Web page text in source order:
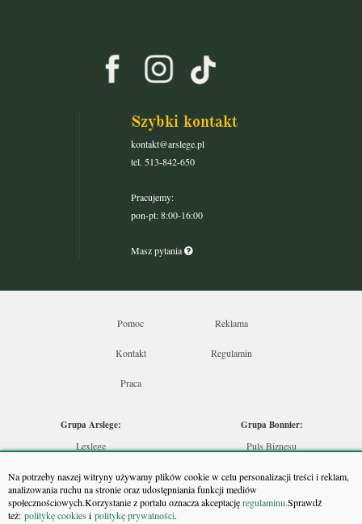
Na potrzeby naszej witryny używamy plików cookie w celu personalizacji treści i reklam,
analizowania ruchu na stronie oraz udostępniania funkcji mediów
społecznościowych.Korzystanie z portalu oznacza akceptacjęregulaminu.Sprawdź
też: politykę cookiesi politykę prywatności.
Szybki kontakt
kontakt@arslege.pl
tel. 513-842-650
Pracujemy:
pon-pt: 8:00-16:00
Masz pytania
Pomoc Reklama
Kontakt Regulamin
Praca
Grupa Arslege:
Lexlege
Skarbowcy
Urzędnik
Grupa Bonnier:
Puls Biznesu
Puls Medycyny
Monitor Firm